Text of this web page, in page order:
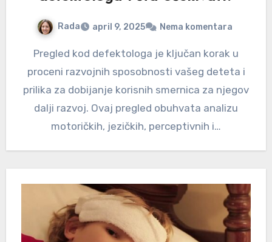
Rada april 9, 2025 Nema komentara
Pregled kod defektologa je ključan korak u
proceni razvojnih sposobnosti vašeg deteta i
prilika za dobijanje korisnih smernica za njegov
dalji razvoj. Ovaj pregled obuhvata analizu
motoričkih, jezičkih, perceptivnih i…